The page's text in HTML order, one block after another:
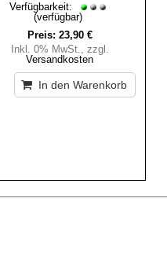
Verfügbarkeit:
(verfügbar)
Preis: 23,90 €
Inkl. 0% MwSt., zzgl.
Versandkosten
In den Warenkorb